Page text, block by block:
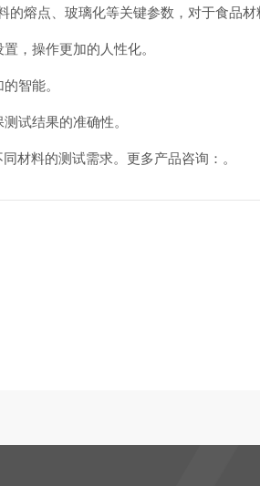
点、玻璃化等关键参数，对于食品材
，操作更加的人性化。
的智能。
试结果的准确性。
料的测试需求。更多产品咨询： 。